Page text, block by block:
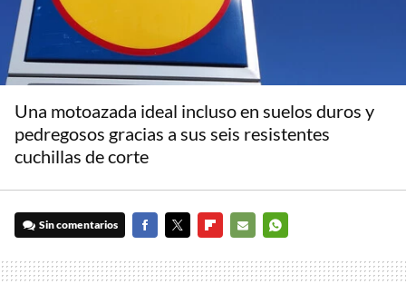
Una motoazada ideal incluso en suelos duros y
pedregosos gracias a sus seis resistentes
cuchillas de corte
Sin comentarios
MAIL